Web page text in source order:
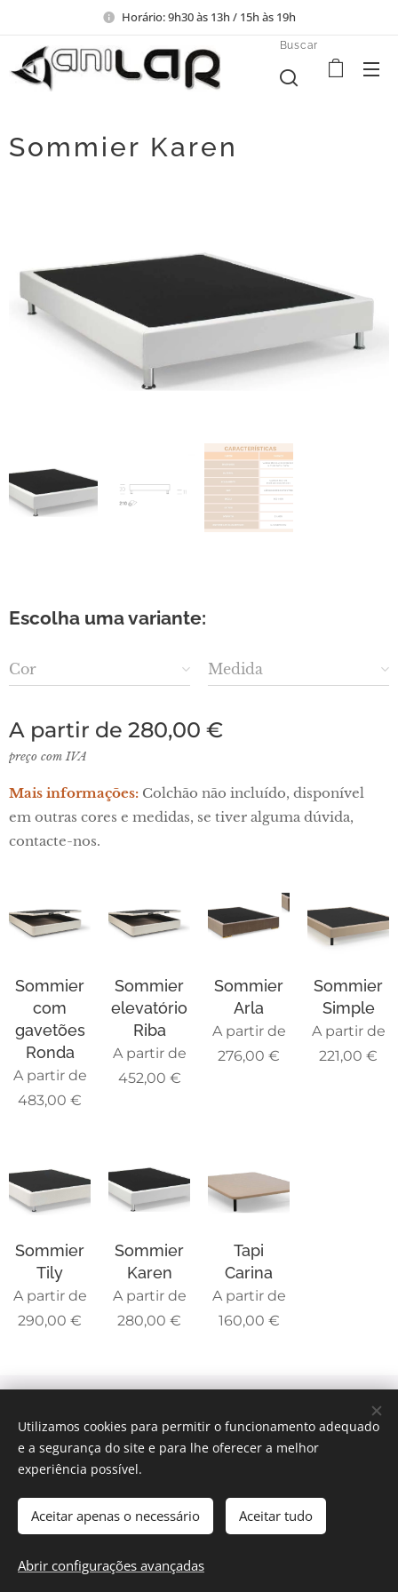
Horário: 9h30 às 13h / 15h às 19h
Buscar
Sommier Karen
Escolha uma variante:
Cor Medida
A partir de 280,00 €
preço com IVA
ADICIONAR AO CARRINHO
Mais informações: Colchão não incluído, disponível
em outras cores e medidas, se tiver alguma dúvida,
contacte-nos.
Sommier
com
gavetões
Ronda
A partir de
483,00 €
Sommier
elevatório
Riba
A partir de
452,00 €
Sommier
Arla
A partir de
276,00 €
Sommier
Simple
A partir de
221,00 €
Sommier
Tily
A partir de
290,00 €
Sommier
Karen
A partir de
280,00 €
Tapi
Carina
A partir de
160,00 €
Intermediação de Crédito | Termos e Condições
de Privacidade
Utilizamos cookies para permitir o funcionamento adequado
e a segurança do site e para lhe oferecer a melhor
experiência possível.
Aceitar apenas o necessário Aceitar tudo
Abrir configurações avançadas